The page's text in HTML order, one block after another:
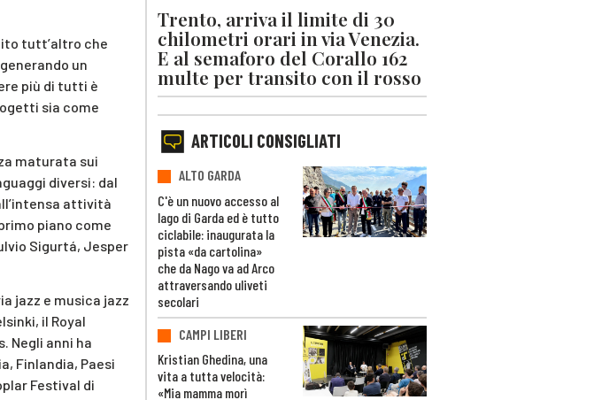
tutt’altro che
un
più di tutti è
sia come
maturata sui
diversi: dal
attività
piano come
Sigurtá, Jesper
jazz e musica jazz
il Royal
Negli anni ha
Finlandia, Paesi
Festival di
Trento, arriva il limite di 30
chilometri orari in via Venezia.
E al semaforo del Corallo 162
multe per transito con il rosso
ARTICOLI CONSIGLIATI
ALTO GARDA
C'è un nuovo accesso al
lago di Garda ed è tutto
ciclabile: inaugurata la
pista «da cartolina»
che da Nago va ad Arco
attraversando uliveti
secolari
CAMPI LIBERI
Kristian Ghedina, una
vita a tutta velocità:
«Mia mamma morì